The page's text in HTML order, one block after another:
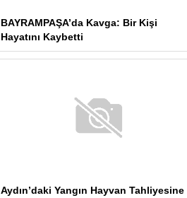
BAYRAMPAŞA’da Kavga: Bir Kişi
Hayatını Kaybetti
Aydın’daki Yangın Hayvan Tahliyesine